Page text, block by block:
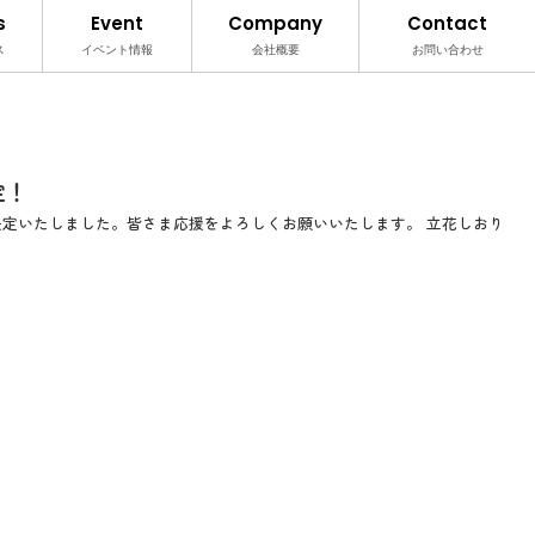
Event
イベント情報
Company
会社概要
Contact
お問い合わせ
いたしました。皆さま応援をよろしくお願いいたします。 立花しおり